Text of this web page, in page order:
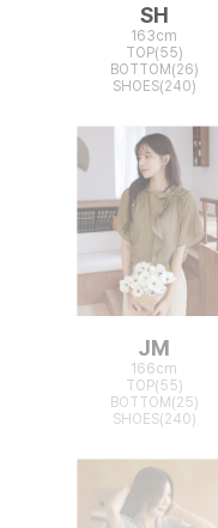
SH
163cm
TOP(55)
BOTTOM(26)
SHOES(240)
JM
166cm
TOP(55)
BOTTOM(25)
SHOES(240)